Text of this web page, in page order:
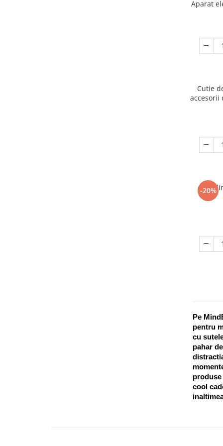
Aparat
Cutie
accesorii
-20%
Pe
pentru
cu
pahar
cool